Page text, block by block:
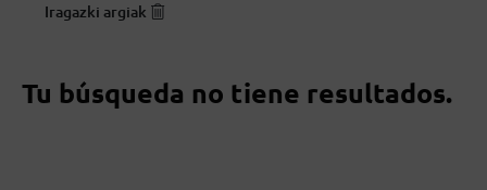
Iragazki argiak
Tu búsqueda no tiene resultados.